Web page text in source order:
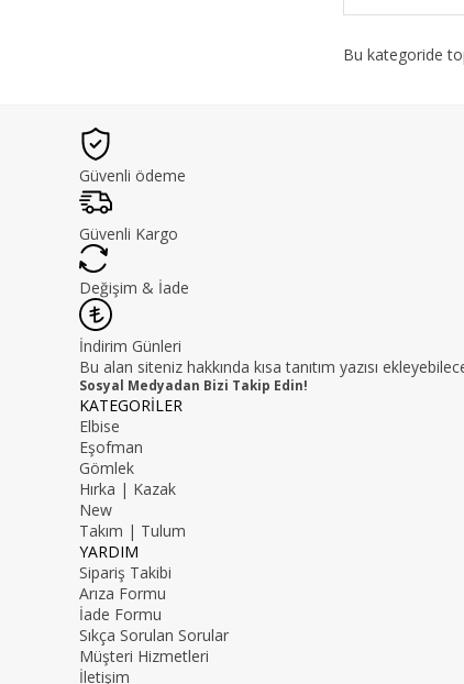
Bu kategoride
Güvenli ödeme
Güvenli Kargo
Değişim & İade
İndirim Günleri
Bu alan siteniz hakkında kısa tanıtım yazısı
Sosyal Medyadan Bizi Takip Edin!
KATEGORİLER
Elbise
Eşofman
Gömlek
Hırka | Kazak
New
Takım | Tulum
YARDIM
Sipariş Takibi
Arıza Formu
İade Formu
Sıkça Sorulan Sorular
Müşteri Hizmetleri
İletişim